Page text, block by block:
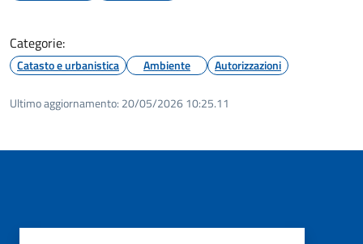
Categorie:
Catasto e urbanistica Ambiente Autorizzazioni
Ultimo aggiornamento: 20/05/2026 10:25.11